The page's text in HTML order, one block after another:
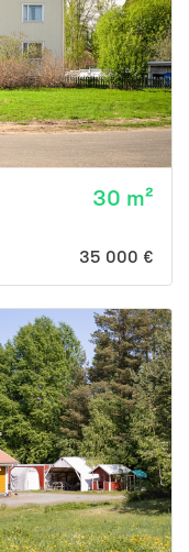
30 m²
35 000 €